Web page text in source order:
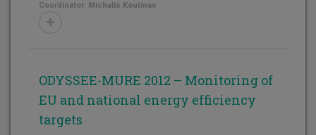
Coordinator: Michalis Koutinas
ODYSSEE-MURE 2012 – Monitoring of
EU and national energy efficiency
targets